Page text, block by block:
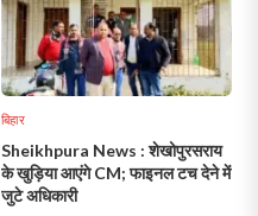
बिहार
Sheikhpura News : शेखोपुरसराय
के खुड़िया आएंगे CM; फाइनल टच देने में
जुटे अधिकारी